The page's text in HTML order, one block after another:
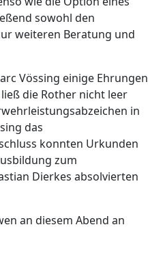
sowohl den
weiteren Beratung und
Vössing einige Ehrungen
die Rother nicht leer
in
das
konnten Urkunden
zum
Dierkes absolvierten
an diesem Abend an